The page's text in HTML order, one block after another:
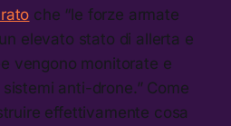
che “le forze armate
elevato stato di allerta e
vengono monitorate e
anti-drone.” Come
effettivamente cosa